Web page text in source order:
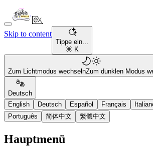
Skip to content
Tippe ein...
⌘ K
Zum Lichtmodus wechselnZum dunklen Modus
Deutsch
English
Deutsch Español Français
Português
简体中文 繁體中文
Hauptmenü